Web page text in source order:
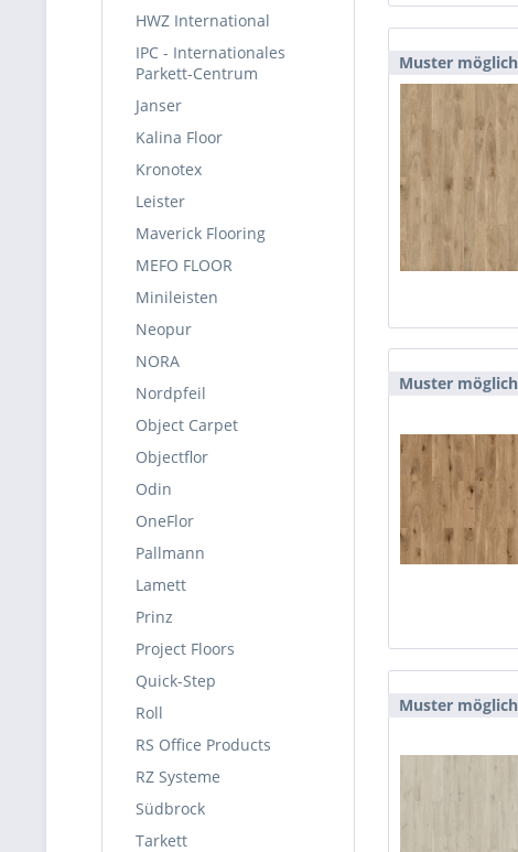
HWZ International
IPC - Internationales
Parkett-Centrum
Janser
Kalina Floor
Kronotex
Leister
Maverick Flooring
MEFO FLOOR
Minileisten
Neopur
NORA
Nordpfeil
Object Carpet
Objectflor
Odin
OneFlor
Pallmann
Lamett
Prinz
Project Floors
Quick-Step
Roll
RS Office Products
RZ Systeme
Südbrock
Tarkett
Muster möglich
Muster möglich
Muster möglich